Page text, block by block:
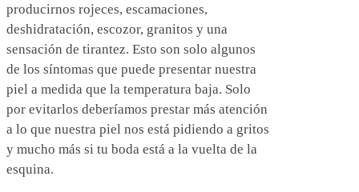
producirnos rojeces, escamaciones,
deshidratación, escozor, granitos y una
sensación de tirantez. Esto son solo algunos
de los síntomas que puede presentar nuestra
piel a medida que la temperatura baja. Solo
por evitarlos deberíamos prestar más atención
a lo que nuestra piel nos está pidiendo a gritos
y mucho más si tu boda está a la vuelta de la
esquina.